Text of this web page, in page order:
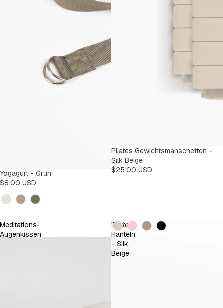
Yogagurt - Grün
$8.00 USD
Kleur
Pilates Gewichtsmanschetten -
Silk Beige
$25.00 USD
Kleur
Meditations-
Augenkissen
Pilates
Hanteln
- Silk
Beige